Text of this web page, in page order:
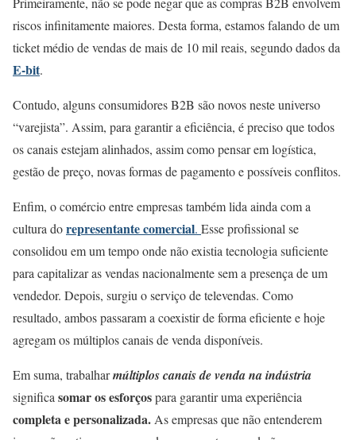
riscos infinitamente maiores. Desta forma, estamos falando de um
ticket médio de vendas de mais de 10 mil reais, segundo dados da
E-bit.
Contudo, alguns consumidores B2B são novos neste universo
“varejista”. Assim, para garantir a eficiência, é preciso que todos
os canais estejam alinhados, assim como pensar em logística,
gestão de preço, novas formas de pagamento e possíveisconflitos.
Enfim, o comércio entre empresas também lida ainda com a
cultura dorepresentante comercial. Esse profissional se
consolidou em um tempo onde não existia tecnologia suficiente
para capitalizar as vendas nacionalmente sem a presença de um
vendedor. Depois, surgiu o serviço de televendas. Como
resultado, ambos passaram a coexistir de forma eficiente e hoje
agregam os múltiplos canais de venda disponíveis.
Em suma, trabalharmúltiplos canais de venda na indústria
significa somar os esforçospara garantir uma experiência
completa e personalizada. As empresas que não entenderem